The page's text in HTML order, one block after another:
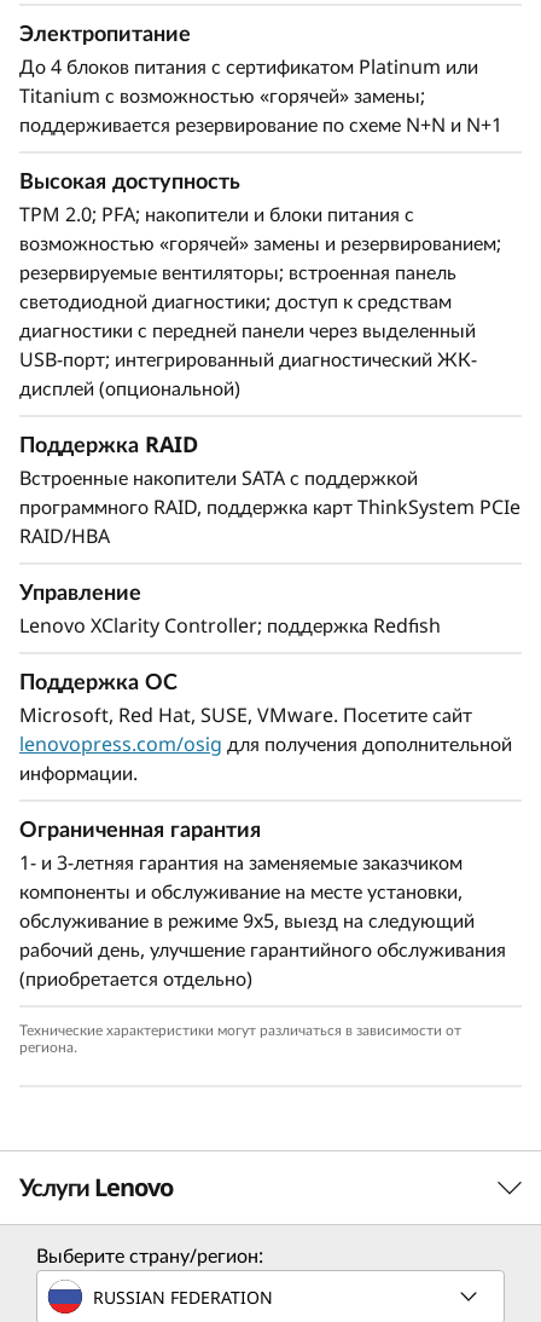
Гибкая конструкция
двух до четырех масштабируемых процессоров
Intel ®Xeon®третьего поколения, обеспечивая
простоту модернизации «по мере роста» в
отношении как процессоров, так и оперативной
памяти, а также расширение хранилища до 48
накопителей. В результате повышается
производительность системы для обработки
растущих рабочих нагрузок нового поколения.
унифицирует управление, тем самым сокращая
время развертывания серверов до 95% по
сравнению с развертыванием вручную.
ThinkShield защищает все решения,
протяжении всего их жизненного цикла – от
разработки до вывода из эксплуатации.
процессоров корпоративного класса,
твердотельных накопителей NVMe и
постоянной памяти Intel Optane
серии 200
предоставляет вашей организации все
необходимые технологии для обеспечения
исключительной производительности и
Электропитание
До 4 блоков питания с сертификатом Platinum или
Titanium с возможностью «горячей» замены;
поддерживается резервирование по схеме N+N и N+1
Высокая доступность
TPM 2.0; PFA; накопители и блоки питания с
возможностью «горячей» замены и резервированием;
резервируемые вентиляторы; встроенная панель
светодиодной диагностики; доступ к средствам
диагностики с передней панели через выделенный
USB-порт; интегрированный диагностический ЖК-
дисплей (опциональной)
Поддержка RAID
Встроенные накопители SATA с поддержкой
программного RAID, поддержка карт ThinkSystem PCIe
RAID/HBA
Управление
Lenovo XClarity Controller; поддержка Redfish
Поддержка ОС
Microsoft, Red Hat, SUSE, VMware. Посетите сайт
lenovopress.com/osig для получения дополнительной
информации.
Ограниченная гарантия
1- и 3-летняя гарантия на заменяемые заказчиком
компоненты и обслуживание на месте установки,
обслуживание в режиме 9x5, выезд на следующий
рабочий день, улучшение гарантийного обслуживания
(приобретается отдельно)
Технические характеристики могут различаться в зависимости от
региона.
Услуги Lenovo
Услуги по решению
Выберите страну/регион:
RUSSIAN FEDERATION